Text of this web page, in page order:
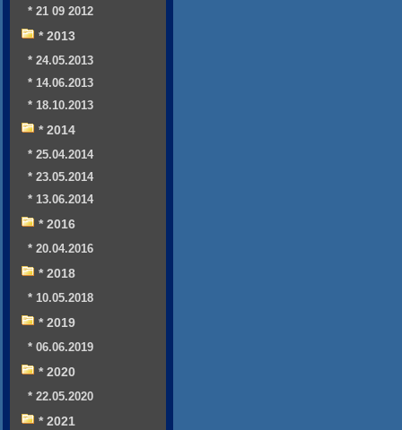
* 21 09 2012
* 2013
* 24.05.2013
* 14.06.2013
* 18.10.2013
* 2014
* 25.04.2014
* 23.05.2014
* 13.06.2014
* 2016
* 20.04.2016
* 2018
* 10.05.2018
* 2019
* 06.06.2019
* 2020
* 22.05.2020
* 2021